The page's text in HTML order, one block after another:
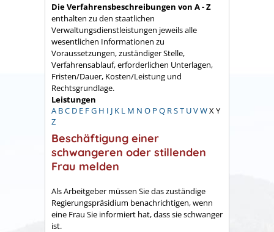
Die Verfahrensbeschreibungen von A - Z
enthalten zu den staatlichen
Verwaltungsdienstleistungen jeweils alle
wesentlichen Informationen zu
Voraussetzungen, zuständiger Stelle,
Verfahrensablauf, erforderlichen Unterlagen,
Fristen/Dauer, Kosten/Leistung und
Rechtsgrundlage.
Leistungen
A BC D E FG H I J K L M N O P Q RST UVWX Y
Z
Beschäftigung einer
schwangeren oder stillenden
Frau melden
Als Arbeitgeber müssen Sie das zuständige
Regierungspräsidium benachrichtigen, wenn
eine Frau Sie informiert hat, dass sie schwanger
ist.